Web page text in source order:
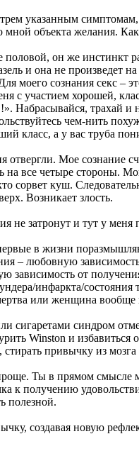
указанным
мной объекта желания.
он же инстинкт
и она не произведет
моего сознания секс –
с участием хорошей,
трахай и
чем-нить
класс, а у вас труба
Мое сознание
на все четыре стороны.
сорвет куш.
Возникает злость.
не затронут и тут у меня
в жизни
– любовную
зависимость от
инфаркта/
или женщина вообще
сигаретами синдром
Winston и избавиться
привычку из
Ты в прямом смысле
к получению
полезной.
создавая новую